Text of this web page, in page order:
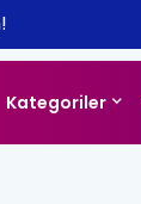
Kategoriler